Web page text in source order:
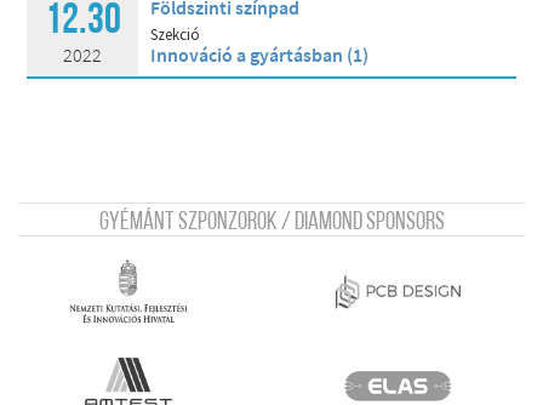
12.30
2022
Földszinti színpad
Szekció
Innováció a gyártásban (1)
Gyémánt szponzorok / Diamond sponsors